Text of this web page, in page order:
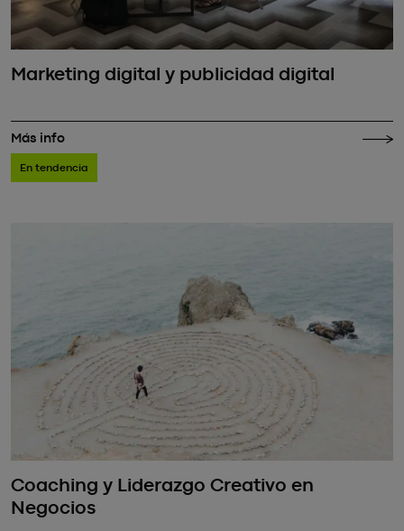
Marketing digital y publicidad digital
Más info
En tendencia
Coaching y Liderazgo Creativo en
Negocios